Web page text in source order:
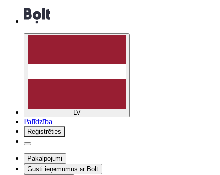
LV
Palīdzība
Reģistrēties
Pakalpojumi
Gūsti ieņēmumus ar Bolt